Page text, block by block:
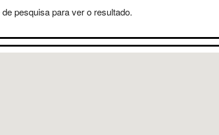
pesquisa para ver o resultado.